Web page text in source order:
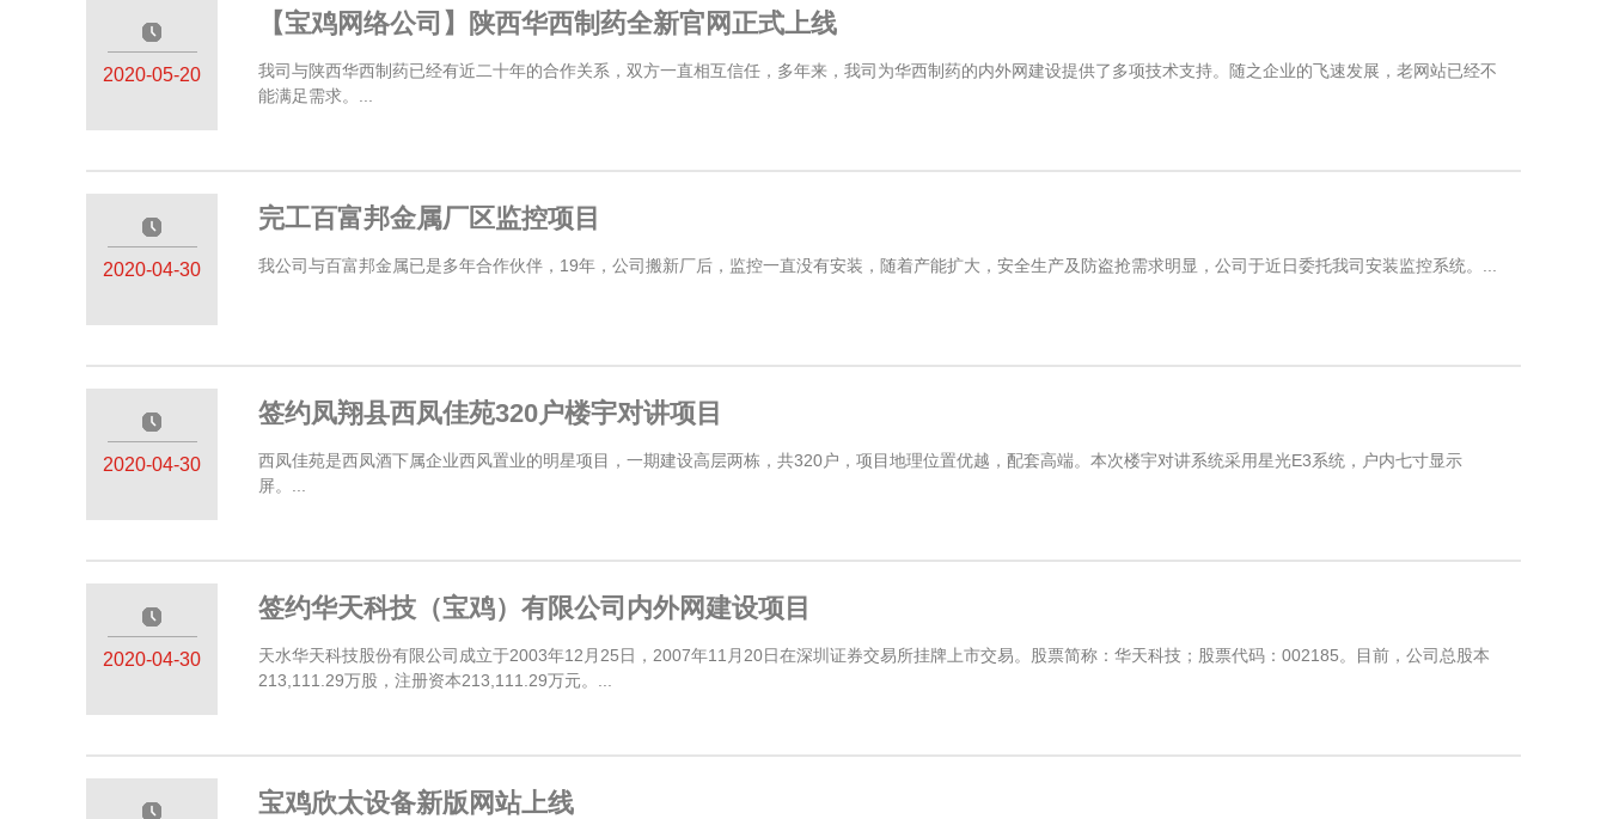
—————
2020-05-20
【宝鸡网络公司】陕西华西制药全新官网正式上线
我司与陕西华西制药已经有近二十年的合作关系，双方一直相互信任，多年来，我司为华西制药的内外网建设提供了多项技术支持。随之企业的飞速发展，老网站已经不
能满足需求。...
—————
2020-04-30
完工百富邦金属厂区监控项目
我公司与百富邦金属已是多年合作伙伴，19年，公司搬新厂后，监控一直没有安装，随着产能扩大，安全生产及防盗抢需求明显，公司于近日委托我司安装监控系统。...
—————
2020-04-30
签约凤翔县西凤佳苑320户楼宇对讲项目
西凤佳苑是西凤酒下属企业西风置业的明星项目，一期建设高层两栋，共320户，项目地理位置优越，配套高端。本次楼宇对讲系统采用星光E3系统，户内七寸显示
屏。...
—————
2020-04-30
签约华天科技（宝鸡）有限公司内外网建设项目
天水华天科技股份有限公司成立于2003年12月25日，2007年11月20日在深圳证券交易所挂牌上市交易。股票简称：华天科技；股票代码：002185。目前，公司总股本
213,111.29万股，注册资本213,111.29万元。...
宝鸡欣太设备新版网站上线